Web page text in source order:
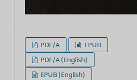
PDF/A
EPUB
PDF/A (English)
EPUB (English)